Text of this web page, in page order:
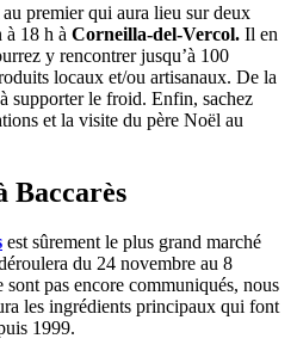
premier qui aura lieu sur deux
à 18 h à Corneilla-del-Vercol. Il en
y rencontrer jusqu’à 100
locaux et/ou artisanaux. De la
supporter le froid. Enfin, sachez
et la visite du père Noël au
Baccarès
est sûrement le plus grand marché
du 24 novembre au 8
pas encore communiqués, nous
les ingrédients principaux qui font
1999.